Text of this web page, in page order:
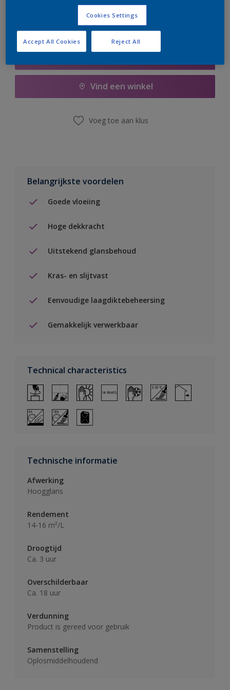
Vind een winkel
Voeg toe aan klus
Belangrijkste voordelen
Goede vloeiing
Hoge dekkracht
Uitstekend glansbehoud
Kras- en slijtvast
Eenvoudige laagdiktebeheersing
Gemakkelijk verwerkbaar
Technical characteristics
Technische informatie
Afwerking
Hoogglans
Rendement
14-16 m²/L
Droogtijd
Ca. 3 uur
Overschilderbaar
Ca. 18 uur
Verdunning
Product is gereed voor gebruik
Samenstelling
Oplosmiddelhoudend
Cookies Settings
Reject All
Accept All Cookies